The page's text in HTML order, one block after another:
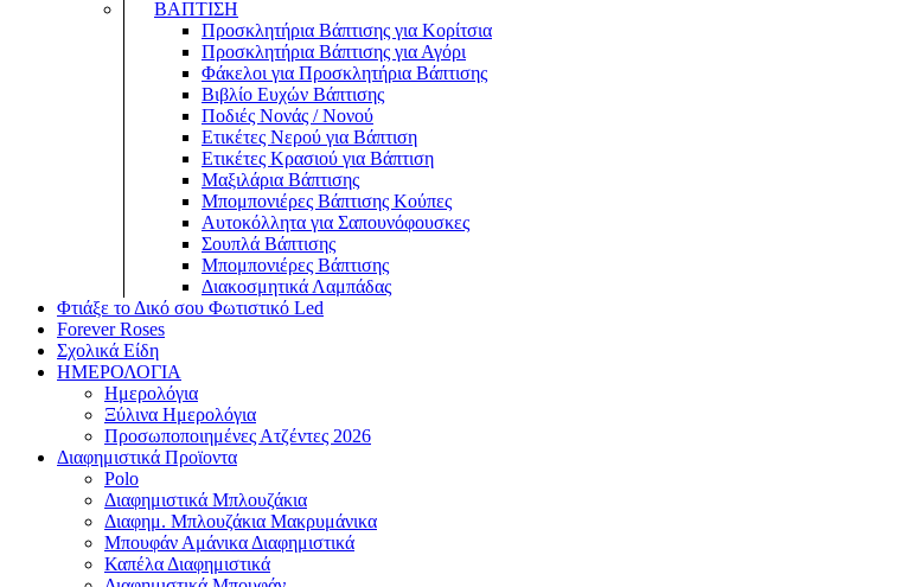
ΒΑΠΤΙΣΗ
Προσκλητήρια Βάπτισης για Κορίτσια
Προσκλητήρια Βάπτισης για Αγόρι
Φάκελοι για Προσκλητήρια Βάπτισης
Βιβλίο Ευχών Βάπτισης
Ποδιές Νονάς / Νονού
Ετικέτες Νερού για Βάπτιση
Ετικέτες Κρασιού για Βάπτιση
Μαξιλάρια Βάπτισης
Μπομπονιέρες Βάπτισης Κούπες
Αυτοκόλλητα για Σαπουνόφουσκες
Σουπλά Βάπτισης
Μπομπονιέρες Βάπτισης
Διακοσμητικά Λαμπάδας
Φτιάξε το Δικό σου Φωτιστικό Led
Forever Roses
Σχολικά Είδη
ΗΜΕΡΟΛΟΓΙΑ
Ημερολόγια
Ξύλινα Ημερολόγια
Προσωποποιημένες Ατζέντες 2026
Διαφημιστικά Προϊοντα
Polo
Διαφημιστικά Μπλουζάκια
Διαφημ. Μπλουζάκια Μακρυμάνικα
Μπουφάν Αμάνικα Διαφημιστικά
Καπέλα Διαφημιστικά